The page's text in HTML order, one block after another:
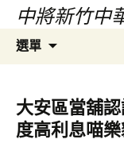
中將新竹中
選單
內
容
大安區當舖
度高利息喵